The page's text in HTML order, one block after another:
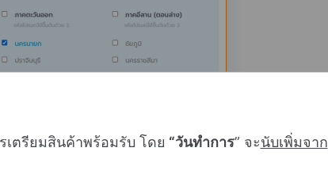
เตรียมสินค้าพร้อมรับ โดย “วันทำการ” จะนับเพิ่มจาก